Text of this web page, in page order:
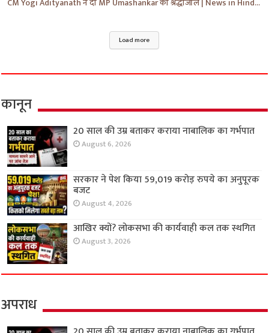
Load more
कानून
20 साल की उम्र बताकर कराया नाबालिक का गर्भपात
August 6, 2026
सरकार ने पेश किया 59,019 करोड़ रुपये का अनुपूरक
बजट
August 4, 2026
आखिर क्यों? लोकसभा की कार्यवाही कल तक स्थगित
August 3, 2026
अपराध